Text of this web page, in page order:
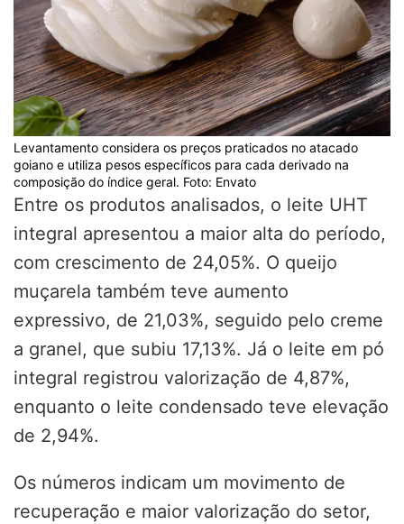
Levantamento considera os preços praticados no atacado
goiano e utiliza pesos específicos para cada derivado na
composição do índice geral. Foto: Envato
Entre os produtos analisados, o leite UHT
integral apresentou a maior alta do período,
com crescimento de 24,05%. O queijo
muçarela também teve aumento
expressivo, de 21,03%, seguido pelo creme
a granel, que subiu 17,13%. Já o leite em pó
integral registrou valorização de 4,87%,
enquanto o leite condensado teve elevação
de 2,94%.
Os números indicam um movimento de
recuperação e maior valorização do setor,